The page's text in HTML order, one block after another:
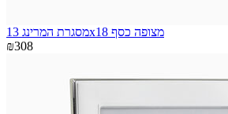
מסגרת המרינג 13x18 מצופה כסף
₪308